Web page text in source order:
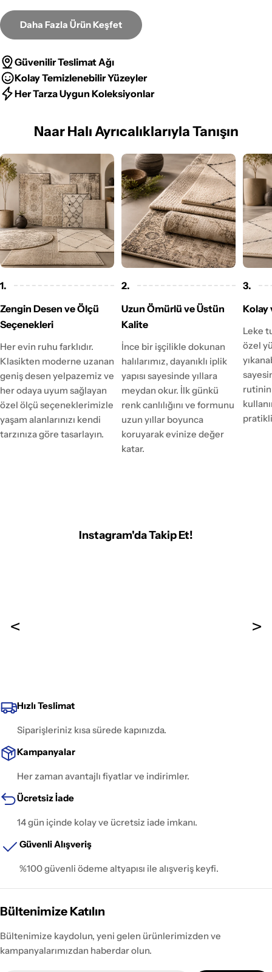
Daha Fazla Ürün Keşfet
Güvenilir Teslimat Ağı
Kolay Temizlenebilir Yüzeyler
Her Tarza Uygun Koleksiyonlar
Naar Halı Ayrıcalıklarıyla Tanışın
1.
Zengin Desen ve Ölçü
Seçenekleri
Her evin ruhu farklıdır.
Klasikten moderne uzanan
geniş desen yelpazemiz ve
her odaya uyum sağlayan
özel ölçü seçeneklerimizle
yaşam alanlarınızı kendi
tarzınıza göre tasarlayın.
2.
Uzun Ömürlü ve Üstün
Kalite
İnce bir işçilikle dokunan
halılarımız, dayanıklı iplik
yapısı sayesinde yıllara
meydan okur. İlk günkü
renk canlılığını ve formunu
uzun yıllar boyunca
koruyarak evinize değer
katar.
3.
Kolay
Leke
özel
Instagram'da Takip Et!
Hızlı Teslimat
Siparişleriniz kısa sürede kapınızda.
Kampanyalar
Her zaman avantajlı fiyatlar ve indirimler.
Ücretsiz İade
14 gün içinde kolay ve ücretsiz iade imkanı.
Güvenli Alışveriş
%100 güvenli ödeme altyapısı ile alışveriş keyfi.
Bültenimize Katılın
Bültenimize kaydolun, yeni gelen ürünlerimizden ve
kampanyalarımızdan haberdar olun.